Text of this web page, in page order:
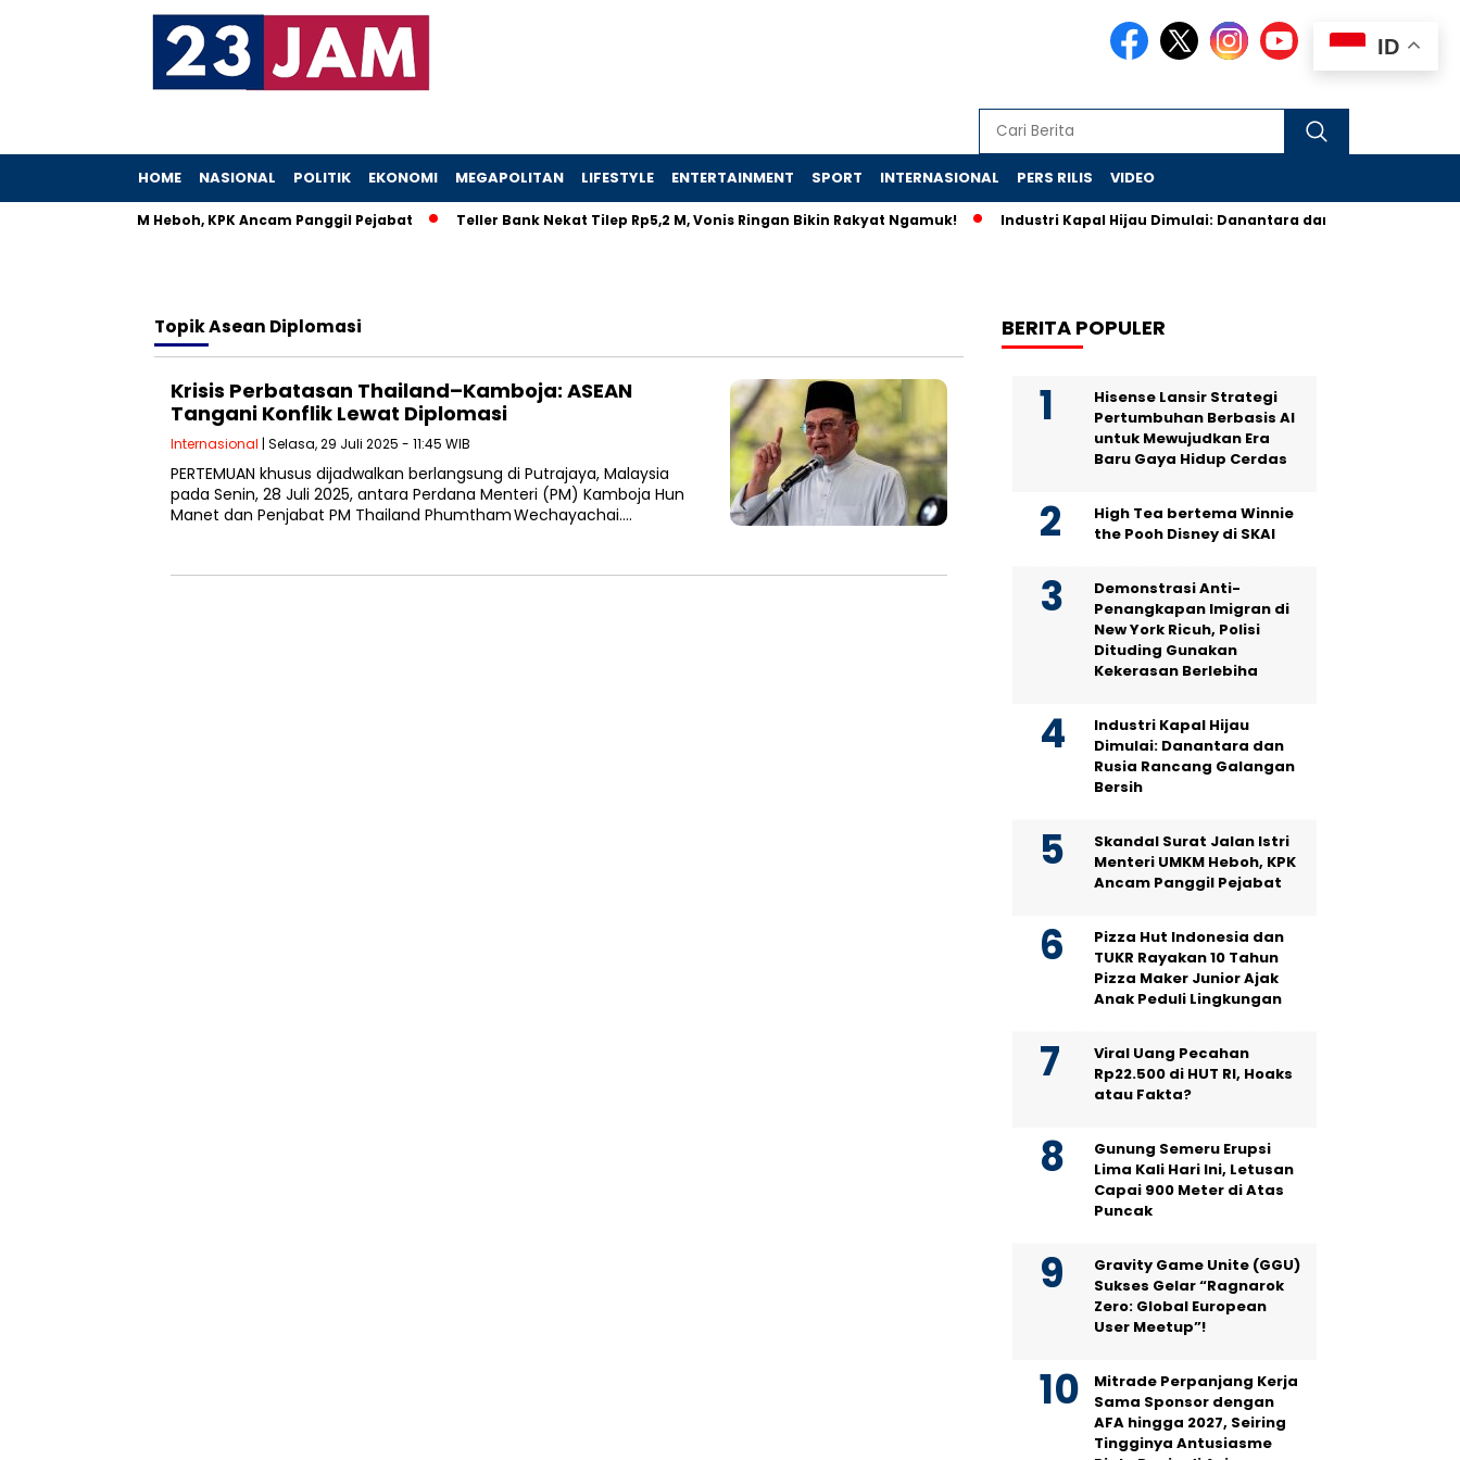
HOME NASIONAL POLITIK EKONOMI MEGAPOLITAN LIFESTYLE ENTERTAINMENT SPORT INTERNASIONAL PERS RILIS VIDEO
Menteri UMKM Heboh, KPK Ancam Panggil Pejabat Teller Bank Nekat Tilep Rp5,2 M, Vonis Ringan Bikin Rakyat Ngamuk! Industri Kapal Hijau Dimulai: Danantara dan Rusia Rancang
TopikAsean Diplomasi
Krisis Perbatasan Thailand–Kamboja: ASEAN
Tangani Konflik Lewat Diplomasi
Internasional | Selasa, 29 Juli 2025 - 11:45 WIB
PERTEMUAN khusus dijadwalkan berlangsung di Putrajaya, Malaysia
pada Senin, 28 Juli 2025, antara Perdana Menteri (PM) Kamboja Hun
Manet dan Penjabat PM Thailand Phumtham Wechayachai….
BERITA POPULER
Hisense Lansir Strategi
Pertumbuhan Berbasis AI
untuk Mewujudkan Era
Baru Gaya Hidup Cerdas
High Tea bertema Winnie
the Pooh Disney di SKAI
Demonstrasi Anti-
Penangkapan Imigran di
New York Ricuh, Polisi
Dituding Gunakan
Kekerasan Berlebiha
Industri Kapal Hijau
Dimulai: Danantara dan
Rusia Rancang Galangan
Bersih
Skandal Surat Jalan Istri
Menteri UMKM Heboh, KPK
Ancam Panggil Pejabat
Pizza Hut Indonesia dan
TUKR Rayakan 10 Tahun
Pizza Maker Junior Ajak
Anak Peduli Lingkungan
Viral Uang Pecahan
Rp22.500 di HUT RI, Hoaks
atau Fakta?
Gunung Semeru Erupsi
Lima Kali Hari Ini, Letusan
Capai 900 Meter di Atas
Puncak
Gravity Game Unite (GGU)
Sukses Gelar “Ragnarok
Zero: Global European
User Meetup”!
Mitrade Perpanjang Kerja
Sama Sponsor dengan
AFA hingga 2027, Seiring
Tingginya Antusiasme
ID